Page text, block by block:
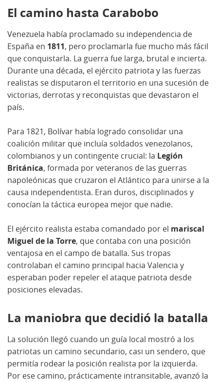
El camino hasta Carabobo
Venezuela había proclamado su independencia de
España en 1811, pero proclamarla fue mucho más fácil
que conquistarla. La guerra fue larga, brutal e incierta.
Durante una década, el ejército patriota y las fuerzas
realistas se disputaron el territorio en una sucesión de
victorias, derrotas y reconquistas que devastaron el
país.
Para 1821, Bolívar había logrado consolidar una
coalición militar que incluía soldados venezolanos,
colombianos y un contingente crucial: la Legión
Británica, formada por veteranos de las guerras
napoleónicas que cruzaron el Atlántico para unirse a la
causa independentista. Eran duros, disciplinados y
conocían la táctica europea mejor que nadie.
El ejército realista estaba comandado por el mariscal
Miguel de la Torre, que contaba con una posición
ventajosa en el campo de batalla. Sus tropas
controlaban el camino principal hacia Valencia y
esperaban poder repeler el ataque patriota desde
posiciones elevadas.
La maniobra que decidió la batalla
La solución llegó cuando un guía local mostró a los
patriotas un camino secundario, casi un sendero, que
permitía rodear la posición realista por la izquierda.
Por ese camino, prácticamente intransitable, avanzó la